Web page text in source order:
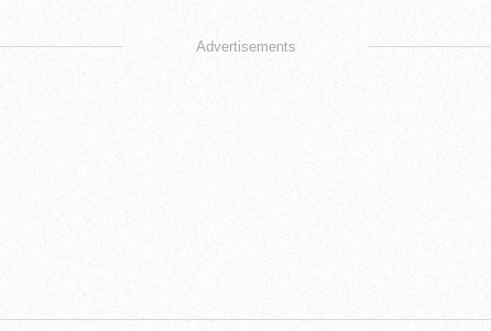
Advertisements